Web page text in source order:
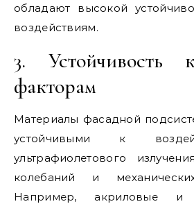
обладают высокой
воздействиям.
3. Устойчивость
факторам
Материалы фасадной
устойчивыми к
ультрафиолетового
колебаний и
Например, акриловые и